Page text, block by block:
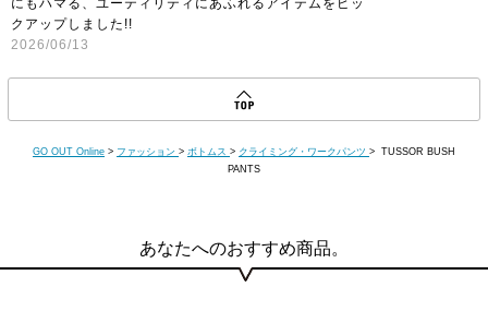
クアップしました!!
2026/06/13
GO OUT Online > ファッション > ボトムス > クライミング・ワークパンツ > TUSSOR BUSH
PANTS
あなたへのおすすめ商品。